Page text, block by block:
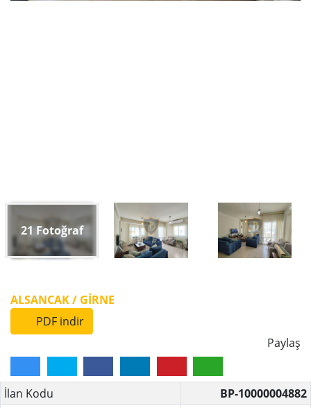
21Fotoğraf
ALSANCAK / GİRNE
PDF indir
Paylaş
İlan Kodu
BP-10000004882